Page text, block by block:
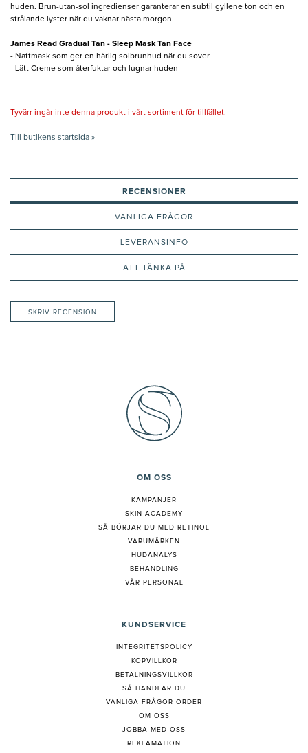
huden. Brun-utan-sol ingredienser garanterar en subtil gyllene ton och en
strålande lyster när du vaknar nästa morgon.
James Read Gradual Tan - Sleep Mask Tan Face
- Nattmask som ger en härlig solbrunhud när du sover
- Lätt Creme som återfuktar och lugnar huden
Tyvärr ingår inte denna produkt i vårt sortiment för tillfället.
Till butikens startsida »
RECENSIONER
VANLIGA FRÅGOR
LEVERANSINFO
ATT TÄNKA PÅ
SKRIV RECENSION
OM OSS
KAMPANJER
SKIN ACADEMY
SÅ BÖRJAR DU MED RETINOL
VARUMÄRKEN
HUDANALYS
BEHANDLING
VÅR PERSONAL
KUNDSERVICE
INTEGRITETSPOLICY
KÖPVILLKOR
BETALNINGSVILLKOR
SÅ HANDLAR DU
VANLIGA FRÅGOR ORDER
OM OSS
JOBBA MED OSS
REKLAMATION